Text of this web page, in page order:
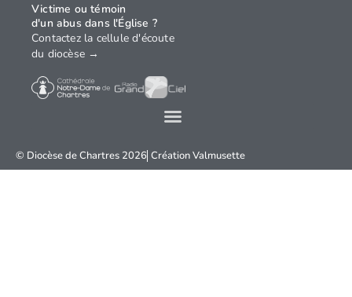
© Diocèse de Chartres 2026 CréationValmusette
Victime ou témoin
d'un abus dans l'Église ?
Contactez la cellule d'écoute
du diocèse →